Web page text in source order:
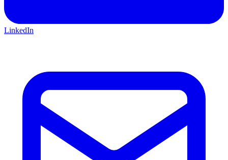
LinkedIn